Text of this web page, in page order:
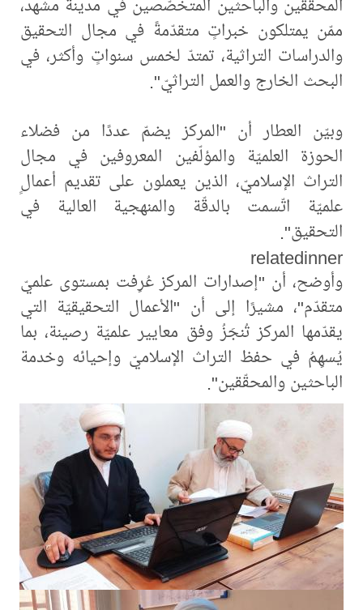
المحقّقين والباحثين المتخصّصين في مدينة مشهد،
ممّن يمتلكون خبراتٍ متقدّمةً في مجال التحقيق
والدراسات التراثية، تمتدّ لخمس سنواتٍ وأكثر، في
البحث الخارج والعمل التراثيّ".
وبيّن العطار أن "المركز يضمّ عددًا من فضلاء
الحوزة العلميّة والمؤلّفين المعروفين في مجال
التراث الإسلاميّ، الذين يعملون على تقديم أعمالٍ
علميّة اتّسمت بالدقّة والمنهجية العالية في
التحقيق".
relatedinner
وأوضح، أن "إصدارات المركز عُرِفت بمستوى علميّ
متقدّم"، مشيرًا إلى أن "الأعمال التحقيقيّة التي
يقدّمها المركز تُنجَزُ وفق معايير علميّة رصينة، بما
يُسهِمُ في حفظ التراث الإسلاميّ وإحيائه وخدمة
الباحثين والمحقّقين".